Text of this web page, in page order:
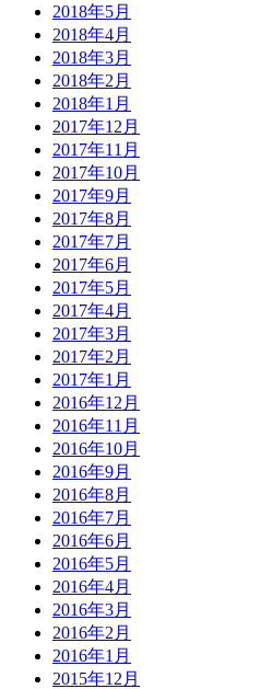
2018年5月
2018年4月
2018年3月
2018年2月
2018年1月
2017年12月
2017年11月
2017年10月
2017年9月
2017年8月
2017年7月
2017年6月
2017年5月
2017年4月
2017年3月
2017年2月
2017年1月
2016年12月
2016年11月
2016年10月
2016年9月
2016年8月
2016年7月
2016年6月
2016年5月
2016年4月
2016年3月
2016年2月
2016年1月
2015年12月